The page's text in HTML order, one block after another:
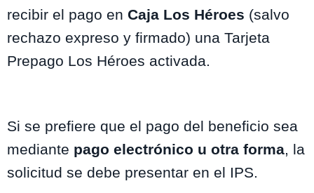
recibir el pago en Caja Los Héroes (salvo
rechazo expreso y firmado) una Tarjeta
Prepago Los Héroes activada.
Si se prefiere que el pago del beneficio sea
mediante pago electrónico u otra forma, la
solicitud se debe presentar en el IPS.